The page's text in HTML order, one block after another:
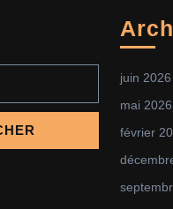
juin 2026
mai 2026
février